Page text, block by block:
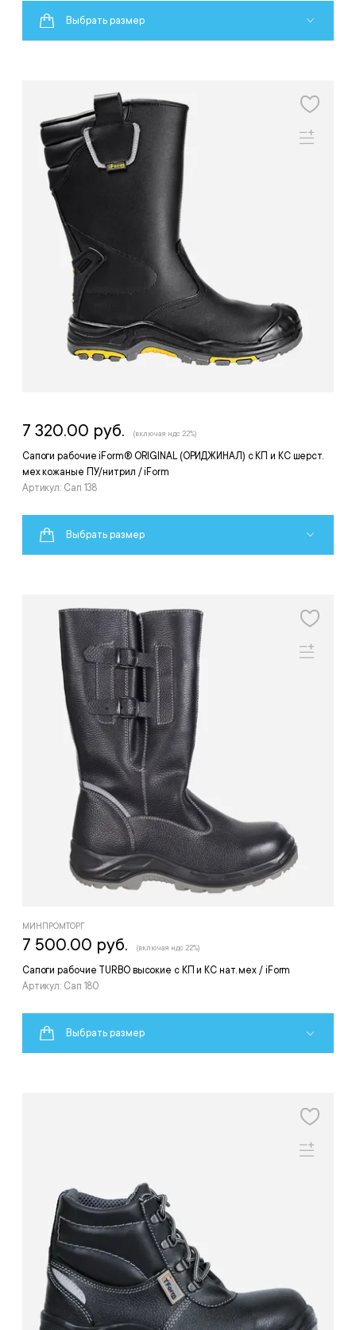
Выбрать размер
Сапоги рабочие iForm® ORIGINAL (ОРИДЖИНАЛ) с КП и КС шерст.
мех кожаные ПУ/нитрил / iForm
Артикул: Сап 138
7 320.00 руб. (включая ндс 22%)
Выбрать размер
Сапоги рабочие TURBO высокие с КП и КС нат. мех / iForm
Артикул: Сап 180
МИНПРОМТОРГ
7 500.00 руб. (включая ндс 22%)
Выбрать размер